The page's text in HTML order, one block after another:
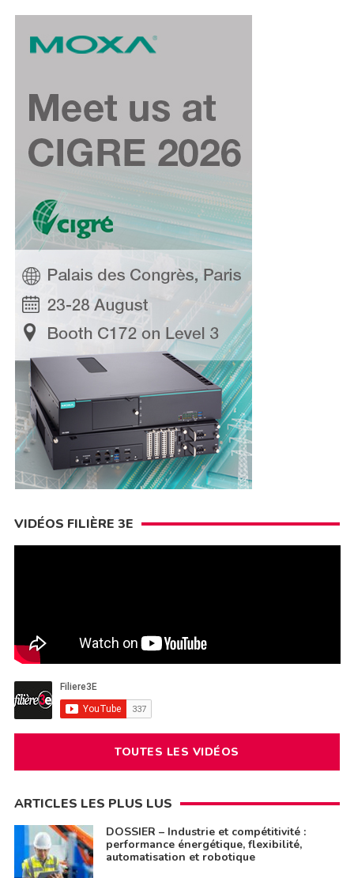
VIDÉOS FILIÈRE 3E
TOUTES LES VIDÉOS
ARTICLES LES PLUS LUS
DOSSIER – Industrie et compétitivité :
performance énergétique, flexibilité,
automatisation et robotique